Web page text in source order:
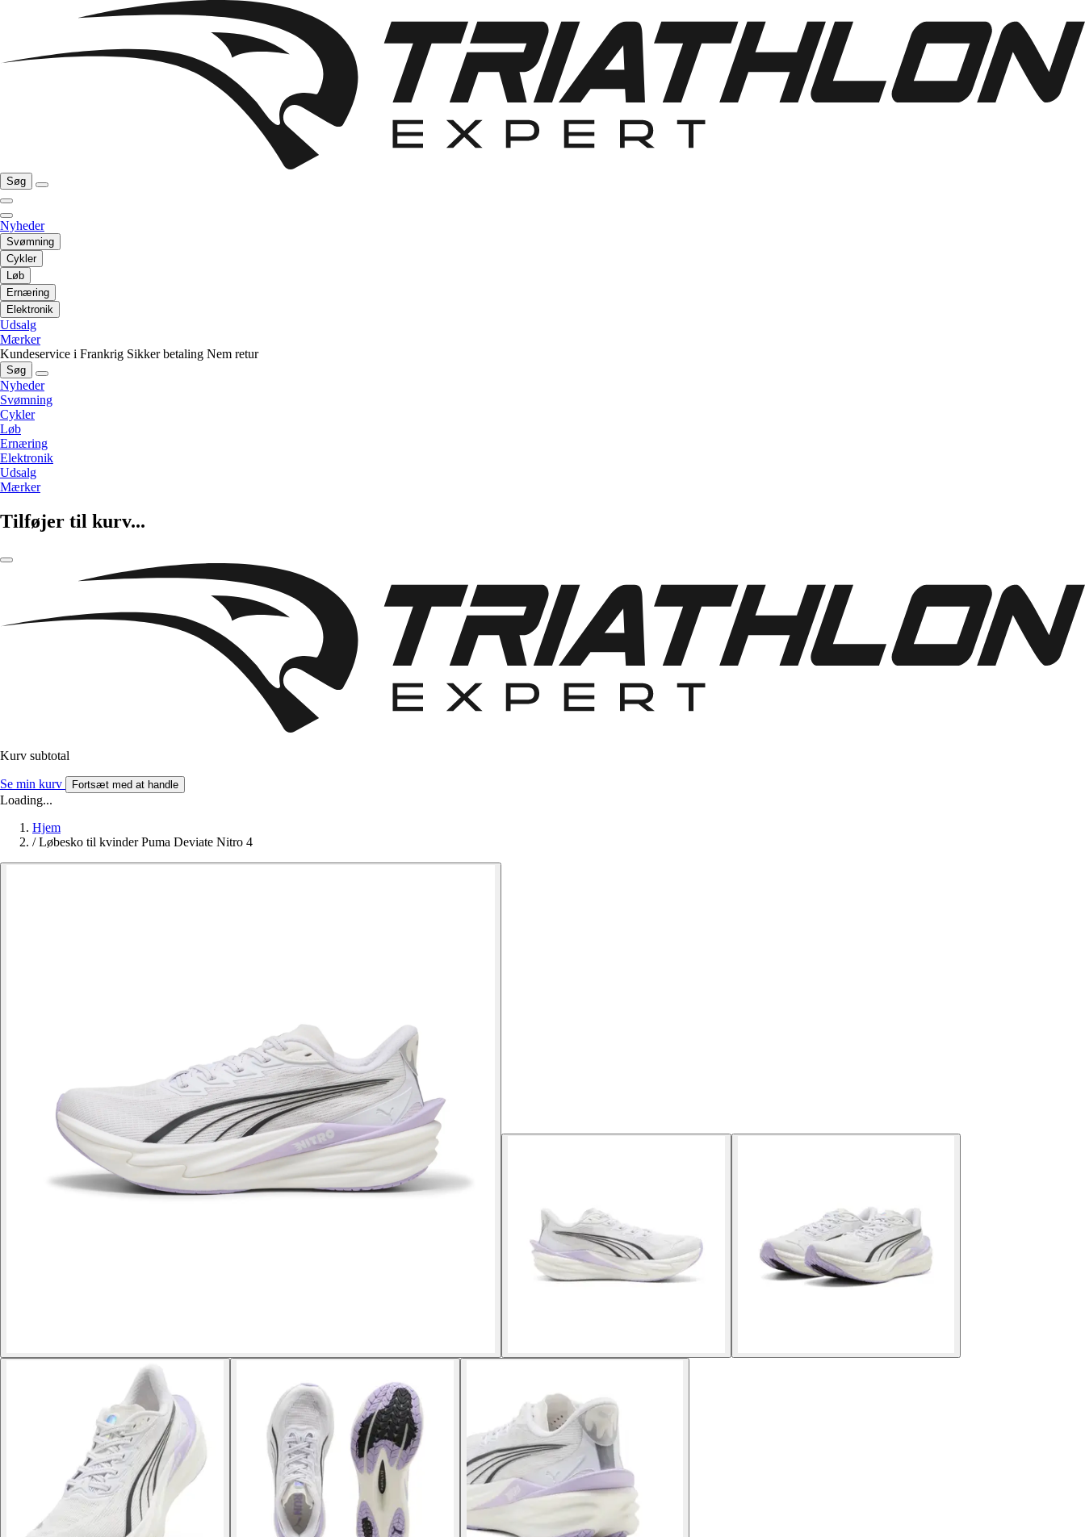
Søg
Nyheder
Svømning
Cykler
Løb
Ernæring
Elektronik
Udsalg
Mærker
Kundeservice i Frankrig Sikker betaling Nem retur
Søg
Nyheder
Svømning
Cykler
Løb
Ernæring
Elektronik
Udsalg
Mærker
Tilføjer til kurv...
Kurv subtotal
Se min kurv Fortsæt med at handle
Loading...
Hjem
/ Løbesko til kvinder Puma Deviate Nitro 4